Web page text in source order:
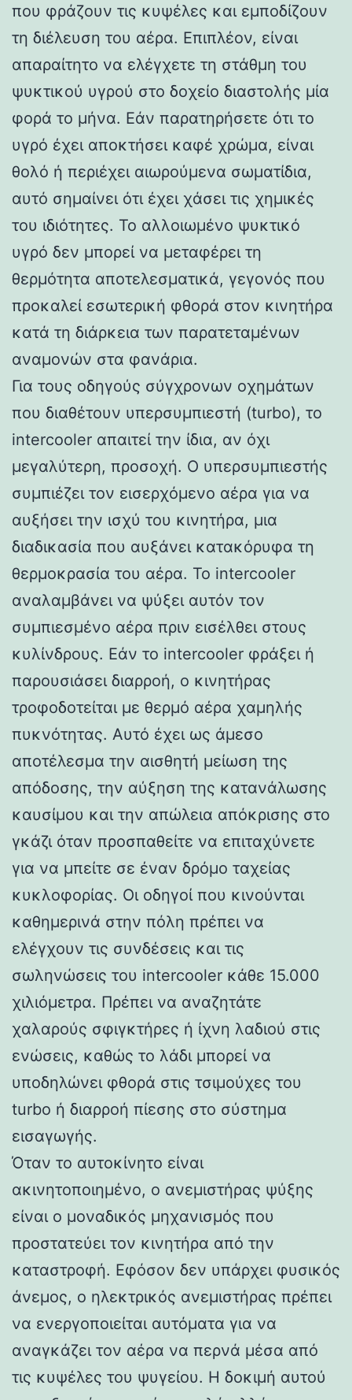
που φράζουν τις κυψέλες και εμποδίζουν
τη διέλευση του αέρα. Επιπλέον, είναι
απαραίτητο να ελέγχετε τη στάθμη του
ψυκτικού υγρού στο δοχείο διαστολής μία
φορά το μήνα. Εάν παρατηρήσετε ότι το
υγρό έχει αποκτήσει καφέ χρώμα, είναι
θολό ή περιέχει αιωρούμενα σωματίδια,
αυτό σημαίνει ότι έχει χάσει τις χημικές
του ιδιότητες. Το αλλοιωμένο ψυκτικό
υγρό δεν μπορεί να μεταφέρει τη
θερμότητα αποτελεσματικά, γεγονός που
προκαλεί εσωτερική φθορά στον κινητήρα
κατά τη διάρκεια των παρατεταμένων
αναμονών στα φανάρια.
Για τους οδηγούς σύγχρονων οχημάτων
που διαθέτουν υπερσυμπιεστή (turbo), το
intercooler απαιτεί την ίδια, αν όχι
μεγαλύτερη, προσοχή. Ο υπερσυμπιεστής
συμπιέζει τον εισερχόμενο αέρα για να
αυξήσει την ισχύ του κινητήρα, μια
διαδικασία που αυξάνει κατακόρυφα τη
θερμοκρασία του αέρα. Το intercooler
αναλαμβάνει να ψύξει αυτόν τον
συμπιεσμένο αέρα πριν εισέλθει στους
κυλίνδρους. Εάν το intercooler φράξει ή
παρουσιάσει διαρροή, ο κινητήρας
τροφοδοτείται με θερμό αέρα χαμηλής
πυκνότητας. Αυτό έχει ως άμεσο
αποτέλεσμα την αισθητή μείωση της
απόδοσης, την αύξηση της κατανάλωσης
καυσίμου και την απώλεια απόκρισης στο
γκάζι όταν προσπαθείτε να επιταχύνετε
για να μπείτε σε έναν δρόμο ταχείας
κυκλοφορίας. Οι οδηγοί που κινούνται
καθημερινά στην πόλη πρέπει να
ελέγχουν τις συνδέσεις και τις
σωληνώσεις του intercooler κάθε 15.000
χιλιόμετρα. Πρέπει να αναζητάτε
χαλαρούς σφιγκτήρες ή ίχνη λαδιού στις
ενώσεις, καθώς το λάδι μπορεί να
υποδηλώνει φθορά στις τσιμούχες του
turbo ή διαρροή πίεσης στο σύστημα
εισαγωγής.
Όταν το αυτοκίνητο είναι
ακινητοποιημένο, ο ανεμιστήρας ψύξης
είναι ο μοναδικός μηχανισμός που
προστατεύει τον κινητήρα από την
καταστροφή. Εφόσον δεν υπάρχει φυσικός
άνεμος, ο ηλεκτρικός ανεμιστήρας πρέπει
να ενεργοποιείται αυτόματα για να
αναγκάζει τον αέρα να περνά μέσα από
τις κυψέλες του ψυγείου. Η δοκιμή αυτού